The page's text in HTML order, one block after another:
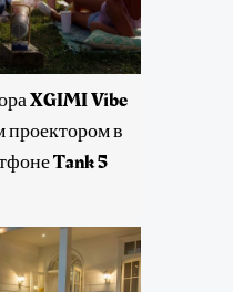
XGIMI Vibe
проектором в
Tank 5